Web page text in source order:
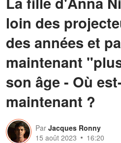
loin des
des années et
maintenant
son âge - Où
maintenant ?
Par Jacques Ronny
15 août 2023
16:20